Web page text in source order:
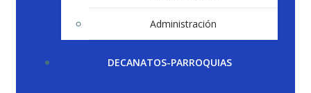
Administración
DECANATOS-PARROQUIAS